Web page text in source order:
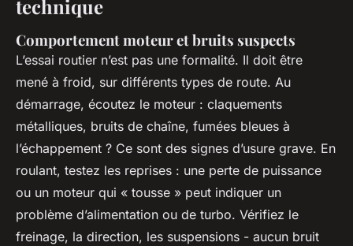
technique
Comportement moteur et bruits suspects
L’essai routier n’est pas une formalité. Il doit être
mené à froid, sur différents types de route. Au
démarrage, écoutez le moteur : claquements
métalliques, bruits de chaîne, fumées bleues à
l’échappement ? Ce sont des signes d’usure grave. En
roulant, testez les reprises : une perte de puissance
ou un moteur qui « tousse » peut indiquer un
problème d’alimentation ou de turbo. Vérifiez le
freinage, la direction, les suspensions - aucun bruit